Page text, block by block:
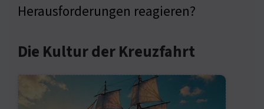
Herausforderungen reagieren?
Die Kultur der Kreuzfahrt